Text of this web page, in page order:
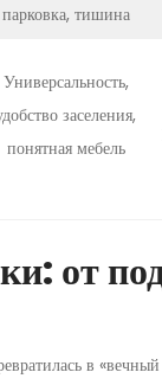
парковка, тишина
Универсальность,
заселения,
понятная мебель
от
в